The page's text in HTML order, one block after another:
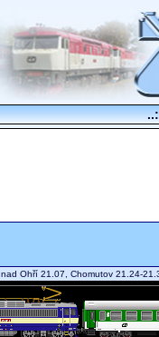
nad Ohří 21.07, Chomutov 21.24-